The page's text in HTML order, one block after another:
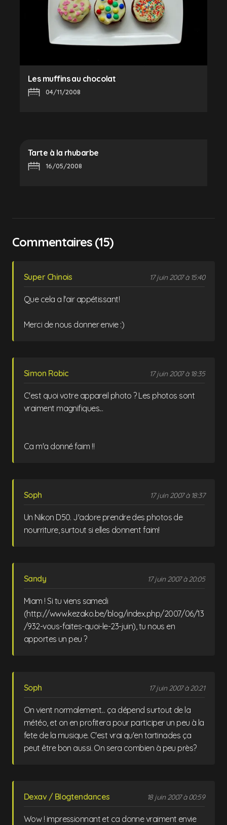
Les muffins au chocolat
04/11/2008
Tarte à la rhubarbe
16/05/2008
Commentaires (15)
Super Chinois 17 juin 2007 à 15:40
Que cela a l'air appétissant!
Merci de nous donner envie :)
Simon Robic 17 juin 2007 à 18:35
C'est quoi votre appareil photo ? Les photos sont
vraiment magnifiques...
Ca m'a donné faim !!
Soph 17 juin 2007 à 18:37
Un Nikon D50. J'adore prendre des photos de
nourriture, surtout si elles donnent faim!
Sandy 17 juin 2007 à 20:05
Miam ! Si tu viens samedi
(http://www.kezako.be/blog/index.php/2007/06/13
/932-vous-faites-quoi-le-23-juin), tu nous en
apportes un peu ?
Soph 17 juin 2007 à 20:21
On vient normalement... ça dépend surtout de la
météo, et on en profitera pour participer un peu à la
fete de la musique. C'est vrai qu'en tartinades ça
peut être bon aussi. On sera combien à peu près?
Dexav / Blogtendances 18 juin 2007 à 00:59
Wow ! impressionnant et ca donne vraiment envie